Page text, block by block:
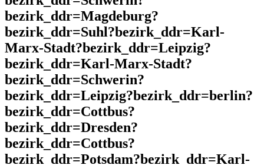
bezirk_ddr=Magdeburg?
bezirk_ddr=Suhl?bezirk_ddr=Karl-
Marx-Stadt?bezirk_ddr=Leipzig?
bezirk_ddr=Karl-Marx-Stadt?
bezirk_ddr=Schwerin?
bezirk_ddr=Leipzig?bezirk_ddr=berlin?
bezirk_ddr=Cottbus?
bezirk_ddr=Dresden?
bezirk_ddr=Cottbus?
bezirk_ddr=Potsdam?bezirk_ddr=Karl-